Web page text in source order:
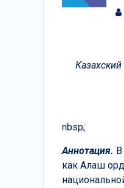
Казахский
nbsp;
Аннотация. В
как Алаш